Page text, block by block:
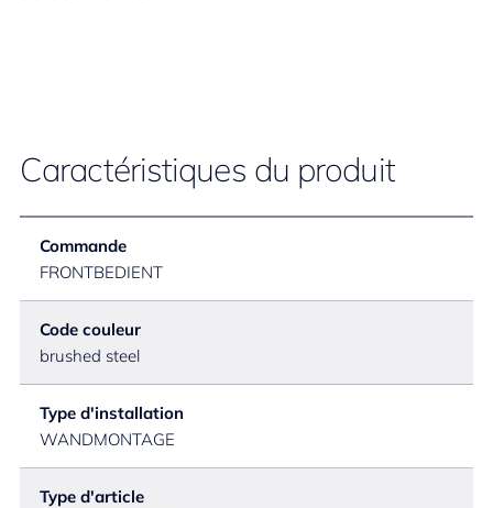
Caractéristiques du produit
Commande
FRONTBEDIENT
Code couleur
brushed steel
Type d'installation
WANDMONTAGE
Type d'article